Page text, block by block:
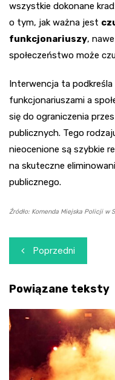
wszystkie dokonane
o tym, jak ważna jest
funkcjonariuszy,
społeczeństwo może
Interwencja ta
funkcjonariuszami a
się do ograniczenia
publicznych. Tego
nieocenione są szybkie
na skuteczne
publicznego.
Źródło: Komenda Miejska Policji w
Nawigacja
wpisu
Poprzedni
Powiązane teksty